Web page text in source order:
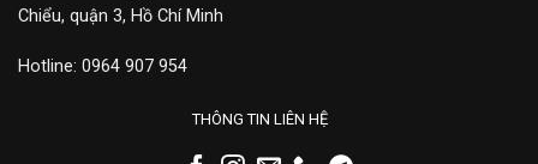
Chiểu, quận 3, Hồ Chí Minh
Hotline: 0964 907 954
THÔNG TIN LIÊN HỆ